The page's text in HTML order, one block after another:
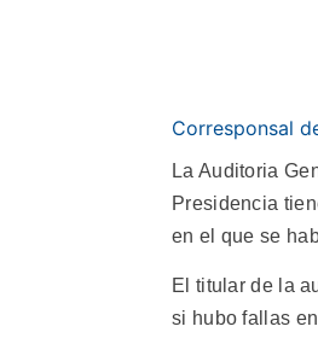
Corresponsal
La Auditoria
Presidencia
en el que se
El titular de la
si hubo fallas